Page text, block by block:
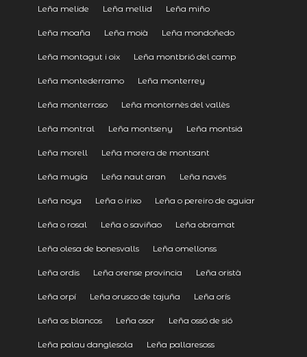
Leña melide Leña mellid Leña miño
Leña moaña Leña moià Leña mondoñedo
Leña montagut i oix Leña montbrió del camp
Leña montederramo Leña monterrey
Leña monterroso Leña montornès del vallès
Leña montral Leña montseny Leña montsiá
Leña morell Leña morera de montsant
Leña mugía Leña naut aran Leña navés
Leña noya Leña o irixo Leña o pereiro de aguiar
Leña o rosal Leña o saviñao Leña obramat
Leña olesa de bonesvalls Leña omellonss
Leña ordis Leña orense provincia Leña oristà
Leña orpí Leña orusco de tajuña Leña orís
Leña os blancos Leña osor Leña ossó de sió
Leña palau danglesola Leña pallaresoss